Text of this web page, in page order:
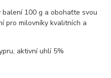
100 g a obohaťte svou
pro milovníky kvalitních a
aktivní uhlí 5%